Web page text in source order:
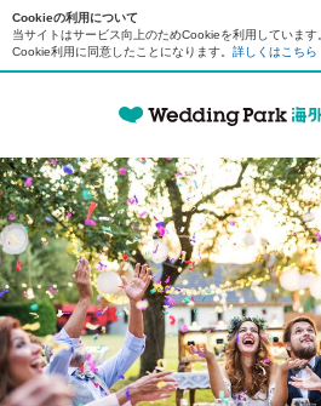
Cookieの利用について
当サイトはサービス向上のためCookieを利用しています
Cookie利用に同意したことになります。 詳しくはこちら